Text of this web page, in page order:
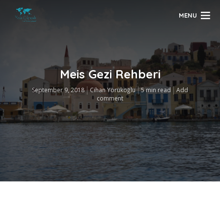
MENU
Meis Gezi Rehberi
September 9, 2018 Cihan Yörükoğlu 5 min read
Add
comment